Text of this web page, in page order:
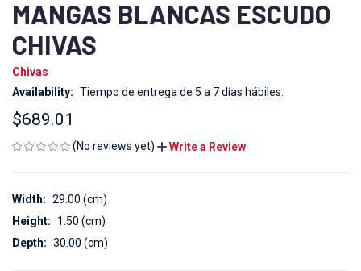
MANGAS BLANCAS ESCUDO
CHIVAS
Chivas
Availability: Tiempo de entrega de 5 a 7 días hábiles.
$689.01
(No reviews yet) Write a Review
Width: 29.00 (cm)
Height:
1.50 (cm)
Depth: 30.00 (cm)